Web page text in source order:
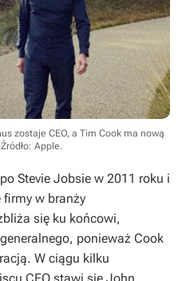
zostaje CEO, a Tim Cook ma nową
Źródło: Apple.
po Stevie Jobsie w 2011 roku i
firmy w branży
się ku końcowi,
ponieważ Cook
W ciągu kilku